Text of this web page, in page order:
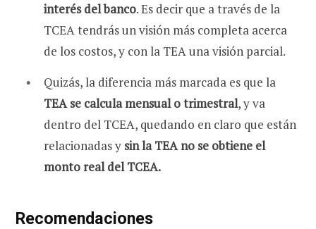
interés del banco. Es decir que a través de la
TCEA tendrás un visión más completa acerca
de los costos, y con la TEA una visión parcial.
Quizás, la diferencia más marcada es que la
TEA se calcula mensual o trimestral, y va
dentro del TCEA, quedando en claro que están
relacionadas y sin la TEA no se obtiene el
monto real del TCEA.
Recomendaciones